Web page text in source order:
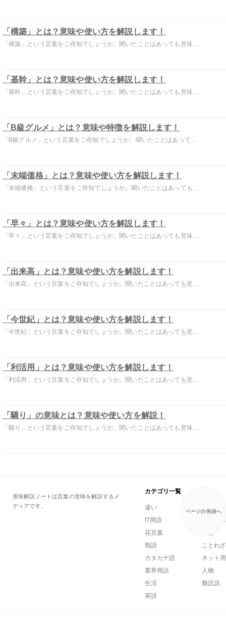
「構築」とは？意味や使い方を解説します！
「構築」という言葉をご存知でしょうか。聞いたことはあっても意味...
「基幹」とは？意味や使い方を解説します！
「基幹」という言葉をご存知でしょうか。聞いたことはあっても意味...
「B級グルメ」とは？意味や特徴を解説します！
「B級グルメ」という言葉をご存知でしょうか。聞いたことはあって...
「末端価格」とは？意味や使い方を解説します！
「末端価格」という言葉をご存知でしょうか。聞いたことはあっても...
「早々」とは？意味や使い方を解説します！
「早々」という言葉をご存知でしょうか。聞いたことはあっても意味...
「出来高」とは？意味や使い方を解説します！
「出来高」という言葉をご存知でしょうか。聞いたことはあっても意...
「今世紀」とは？意味や使い方を解説します！
「今世紀」という言葉をご存知でしょうか。聞いたことはあっても意...
「利活用」とは？意味や使い方を解説します！
「利活用」という言葉をご存知でしょうか。聞いたことはあっても意...
「驕り」の意味とは？意味や使い方を解説！
「驕り」という言葉をご存知でしょうか。聞いたことはあっても意味...
ページの先頭へ
意味解説ノートは言葉の意味を解説するメ
ディアです。
カテゴリ一覧
違い
一般用語
IT用語
ビジネ
花言葉
方言
熟語
ことわ
カタカナ語
ネット
業界用語
人物
生活
難読語
英語